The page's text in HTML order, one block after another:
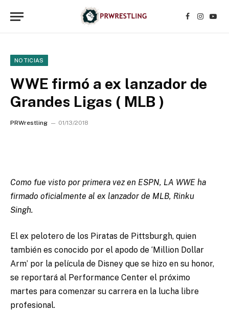
Facebook
NOTICIAS
WWE firmó a ex lanzador de
Grandes Ligas ( MLB )
PRWrestling 01/13/2018
Como fue visto por primera vez en ESPN, LA WWE ha
firmado oficialmente al ex lanzador de MLB, Rinku
Singh.
El ex pelotero de los Piratas de Pittsburgh, quien
también es conocido por el apodo de ‘Million Dollar
Arm’ por la película de Disney que se hizo en su honor,
se reportará al Performance Center el próximo
martes para comenzar su carrera en la lucha libre
profesional.